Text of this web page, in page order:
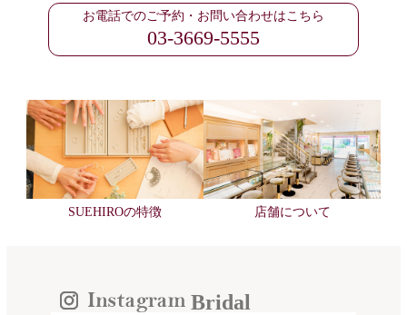
お電話でのご予約・お問い合わせはこちら
03-3669-5555
SUEHIROの特徴 店舗について
Bridal